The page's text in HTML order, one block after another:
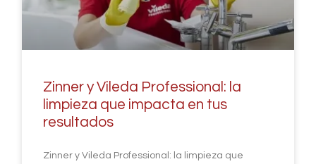
Zinner y Vileda Professional: la
limpieza que impacta en tus
resultados
Zinner y Vileda Professional: la limpieza que